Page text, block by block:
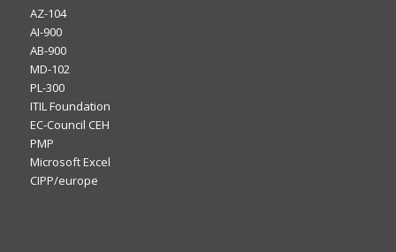
AZ-104
AI-900
AB-900
MD-102
PL-300
ITIL Foundation
EC-Council CEH
PMP
Microsoft Excel
CIPP/europe